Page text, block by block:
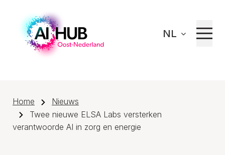
NL
Home
Nieuws
Twee nieuwe ELSA Labs versterken
verantwoorde AI in zorg en energie